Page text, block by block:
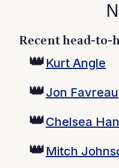
Recent head-to-
👑 Kurt Angle
👑Jon Favreau
👑Chelsea
👑 Mitch